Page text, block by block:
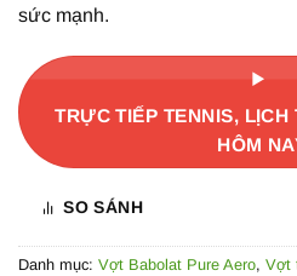
sức mạnh.
TRỰC TIẾP TENNIS,
HÔM
SO SÁNH
Danh mục: Vợt Babolat Pure Aero, Vợt